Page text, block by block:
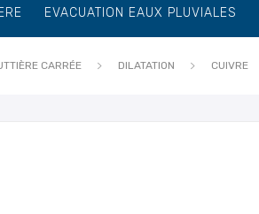
EVACUATION EAUX PLUVIALES
CARRÉE DILATATION CUIVRE